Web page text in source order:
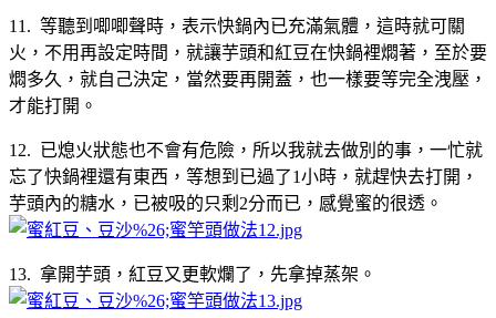
11. 等聽到唧唧聲時，表示快鍋內已充滿氣體，這時就可關
火，不用再設定時間，就讓芋頭和紅豆在快鍋裡燜著，至於要
燜多久，就自己決定，當然要再開蓋，也一樣要等完全洩壓，
才能打開。
12. 已熄火狀態也不會有危險，所以我就去做別的事，一忙就
忘了快鍋裡還有東西，等想到已過了1小時，就趕快去打開，
芋頭內的糖水，已被吸的只剩2分而已，感覺蜜的很透。
13. 拿開芋頭，紅豆又更軟爛了，先拿掉蒸架。